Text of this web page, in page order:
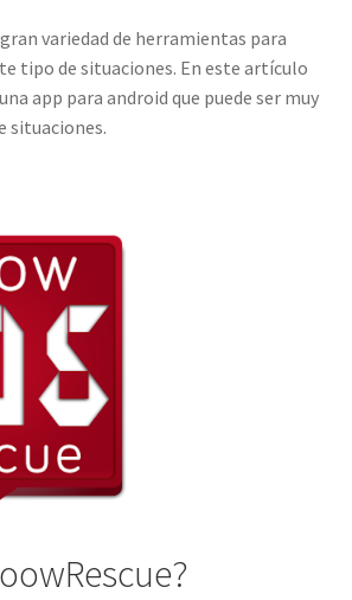
variedad de herramientas para
tipo de situaciones. En este artículo
app para android que puede ser muy
situaciones.